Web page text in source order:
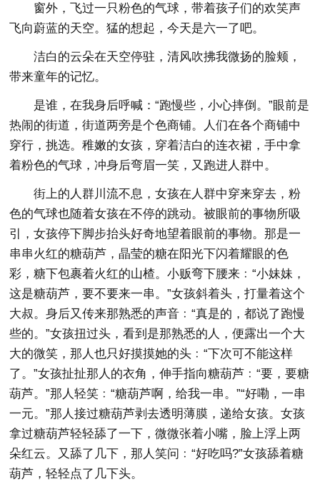
窗外，飞过一只粉色的气球，带着孩子们的欢笑声
飞向蔚蓝的天空。猛的想起，今天是六一了吧。
洁白的云朵在天空停驻，清风吹拂我微扬的脸颊，
带来童年的记忆。
是谁，在我身后呼喊：“跑慢些，小心摔倒。”眼前是
热闹的街道，街道两旁是个色商铺。人们在各个商铺中
穿行，挑选。稚嫩的女孩，穿着洁白的连衣裙，手中拿
着粉色的气球，冲身后弯眉一笑，又跑进人群中。
街上的人群川流不息，女孩在人群中穿来穿去，粉
色的气球也随着女孩在不停的跳动。被眼前的事物所吸
引，女孩停下脚步抬头好奇地望着眼前的事物。那是一
串串火红的糖葫芦，晶莹的糖在阳光下闪着耀眼的色
彩，糖下包裹着火红的山楂。小贩弯下腰来﹕“小妹妹，
这是糖葫芦，要不要来一串。”女孩斜着头，打量着这个
大叔。身后又传来那熟悉的声音﹕“真是的，都说了跑慢
些的。”女孩扭过头，看到是那熟悉的人，便露出一个大
大的微笑，那人也只好摸摸她的头﹕“下次可不能这样
了。”女孩扯扯那人的衣角，伸手指向糖葫芦﹕“要，要糖
葫芦。”那人轻笑﹕“糖葫芦啊，给我一串。”“好嘞，一串
一元。”那人接过糖葫芦剥去透明薄膜，递给女孩。女孩
拿过糖葫芦轻轻舔了一下，微微张着小嘴，脸上浮上两
朵红云。又舔了几下，那人笑问﹕“好吃吗?”女孩舔着糖
葫芦，轻轻点了几下头。